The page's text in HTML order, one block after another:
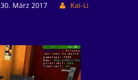
30. März 2017 Kai-Li